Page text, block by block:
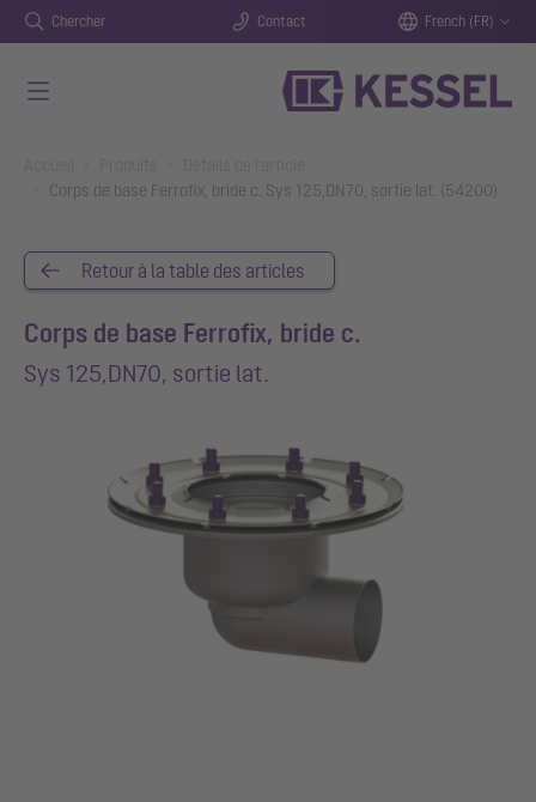
Chercher Contact French (FR)
Corps de base Ferrofix, bride c. Sys 125,DN70, sortie lat. (54200)
Retour à la table des articles
Corps de base Ferrofix, bride c.
Sys 125,DN70, sortie lat.